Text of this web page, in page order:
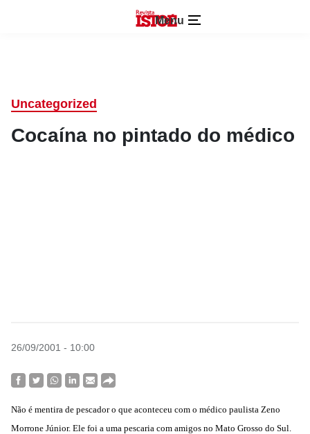
Menu
Uncategorized
Cocaína no pintado do médico
26/09/2001 - 10:00
Não é mentira de pescador o que aconteceu com o médico paulista Zeno
Morrone Júnior. Ele foi a uma pescaria com amigos no Mato Grosso do Sul.